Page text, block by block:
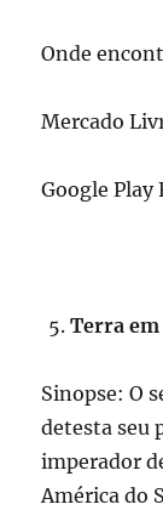
Onde
Mercado
Google Play
Terra
Sinopse: O
detesta seu
imperador
América do